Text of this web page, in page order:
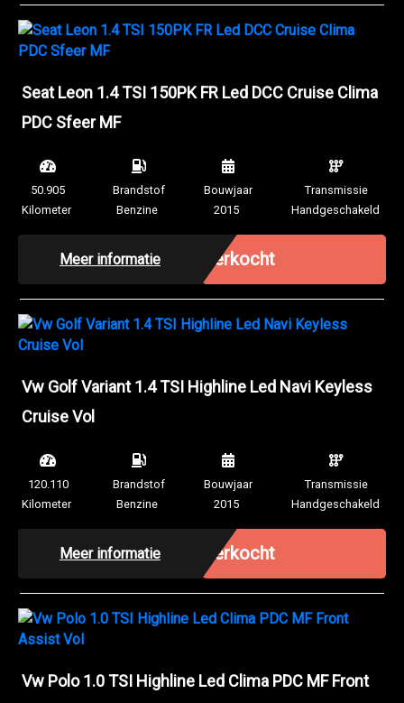
Seat Leon 1.4 TSI 150PK FR Led DCC Cruise Clima
PDC Sfeer MF
50.905
Kilometer
Brandstof
Benzine
Bouwjaar
2015
Transmissie
Handgeschakeld
Meer informatie Verkocht
Vw Golf Variant 1.4 TSI Highline Led Navi Keyless
Cruise Vol
120.110
Kilometer
Brandstof
Benzine
Bouwjaar
2015
Transmissie
Handgeschakeld
Meer informatie Verkocht
Vw Polo 1.0 TSI Highline Led Clima PDC MF Front